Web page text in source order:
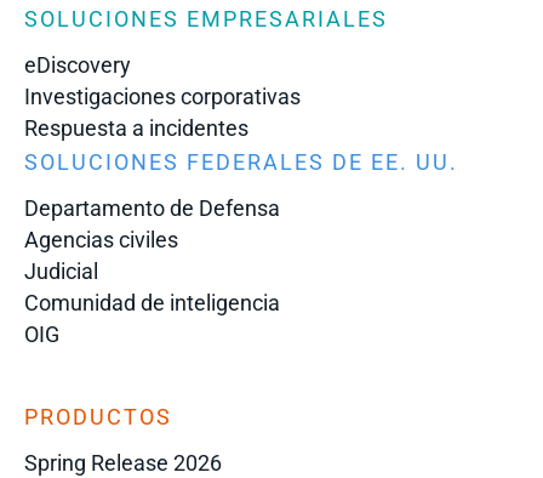
SOLUCIONES EMPRESARIALES
eDiscovery
Investigaciones corporativas
Respuesta a incidentes
SOLUCIONES FEDERALES DE EE. UU.
Departamento de Defensa
Agencias civiles
Judicial
Comunidad de inteligencia
OIG
PRODUCTOS
Spring Release 2026